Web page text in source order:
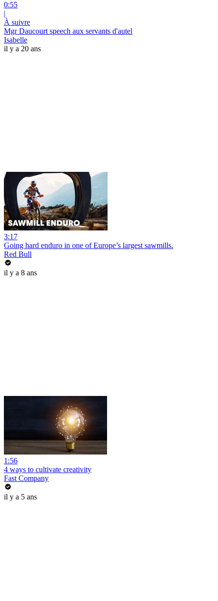
0:55
|
À suivre
Mgr Daucourt speech aux servants d'autel
Isabelle
il y a 20 ans
3:17
Going hard enduro in one of Europe’s largest sawmills.
Red Bull
il y a 8 ans
1:56
4 ways to cultivate creativity
Fast Company
il y a 5 ans